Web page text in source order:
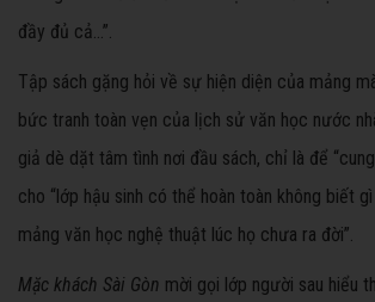
đầy đủ cả...”.
Tập sách gặng hỏi về sự hiện diện của mảng
bức tranh toàn vẹn của lịch sử văn học nước
giả dè dặt tâm tình nơi đầu sách, chỉ là để
cho “lớp hậu sinh có thể hoàn toàn không biết
mảng văn học nghệ thuật lúc họ chưa ra đời”.
Mặc khách Sài Gòn mời gọi lớp người sau hiểu